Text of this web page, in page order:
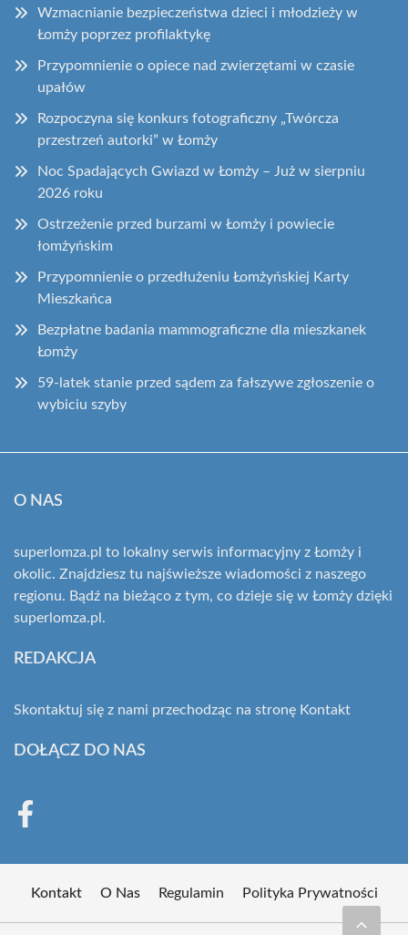
Wzmacnianie bezpieczeństwa dzieci i młodzieży w
Łomży poprzez profilaktykę
Przypomnienie o opiece nad zwierzętami w czasie
upałów
Rozpoczyna się konkurs fotograficzny „Twórcza
przestrzeń autorki” w Łomży
Noc Spadających Gwiazd w Łomży – Już w sierpniu
2026 roku
Ostrzeżenie przed burzami w Łomży i powiecie
łomżyńskim
Przypomnienie o przedłużeniu Łomżyńskiej Karty
Mieszkańca
Bezpłatne badania mammograficzne dla mieszkanek
Łomży
59-latek stanie przed sądem za fałszywe zgłoszenie o
wybiciu szyby
O NAS
superlomza.pl to lokalny serwis informacyjny z Łomży i
okolic. Znajdziesz tu najświeższe wiadomości z naszego
regionu. Bądź na bieżąco z tym, co dzieje się w Łomży dzięki
superlomza.pl.
REDAKCJA
Skontaktuj się z nami przechodząc na stronę Kontakt
DOŁĄCZ DO NAS
Kontakt O Nas Regulamin Polityka Prywatności